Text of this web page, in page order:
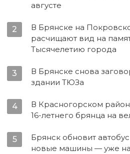
августе
2
В Брянске на
расчищают вид на
Тысячелетию города
3
В Брянске снова
здании ТЮЗа
4
В Красногорском
16-летнего брянца на
5
Брянск обновит
новые машины — уже